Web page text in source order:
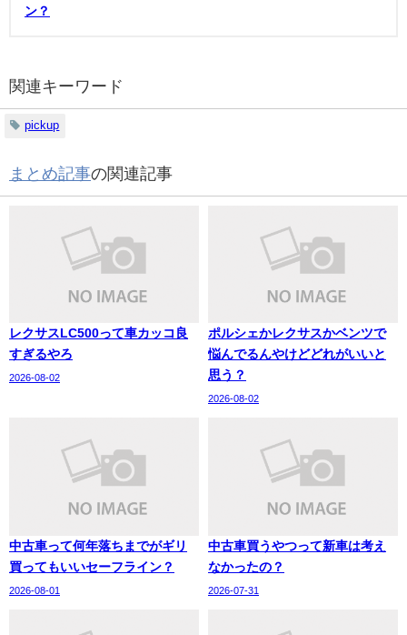
ン？
関連キーワード
pickup
まとめ記事の関連記事
レクサスLC500って車カッコ良
すぎるやろ
2026-08-02
ポルシェかレクサスかベンツで
悩んでるんやけどどれがいいと
思う？
2026-08-02
中古車って何年落ちまでがギリ
買ってもいいセーフライン？
2026-08-01
中古車買うやつって新車は考え
なかったの？
2026-07-31